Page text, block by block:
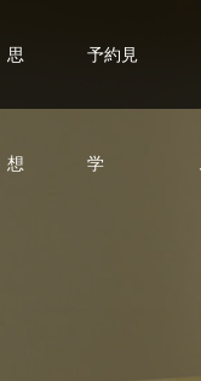
思
想
予約見
学